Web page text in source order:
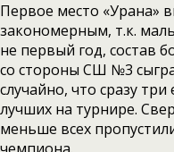
Первое место «Урана»
закономерным, т.к.
не первый год, состав
со стороны СШ №3
случайно, что сразу
лучших на турнире.
меньше всех